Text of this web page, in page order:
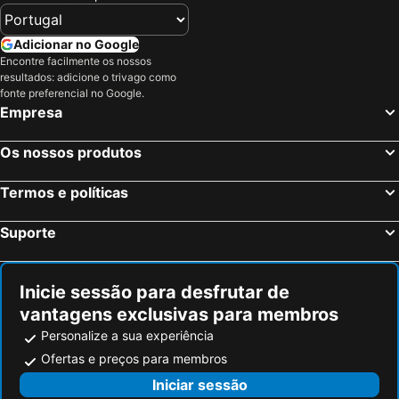
De Waterkant Superior Apartments
Kloof Street Hotel
Cidade do Cabo, Cabo Oeste Hotéis
Nelspruit, Mpumalanga Hotéis
Durban, KwaZulu-Natal Hotéis
Pretoria, Gauteng Hotéis
Kruger National Park, Limpopo Hotéis
Adicionar no Google
Encontre facilmente os nossos
resultados: adicione o trivago como
fonte preferencial no Google.
Empresa
Os nossos produtos
Termos e políticas
Suporte
Inicie sessão para desfrutar de
vantagens exclusivas para membros
Personalize a sua experiência
Ofertas e preços para membros
Iniciar sessão